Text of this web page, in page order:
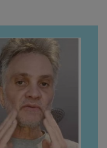
iubită a lui
Ristei e...